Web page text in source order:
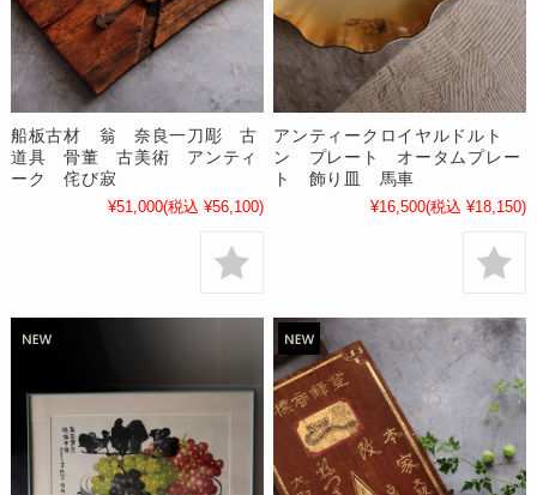
船板古材 翁 奈良一刀彫 古
道具 骨董 古美術 アンティ
ーク 侘び寂
¥51,000(税込 ¥56,100)
アンティークロイヤルドルト
ン プレート オータムプレー
ト 飾り皿 馬車
¥16,500(税込 ¥18,150)